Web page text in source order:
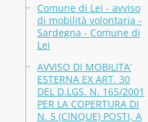
Comune di Lei - avviso
di mobilità volontaria -
Sardegna - Comune di
Lei
AVVISO DI MOBILITA’
ESTERNA EX ART. 30
DEL D.LGS. N. 165/2001
PER LA COPERTURA DI
N. 5 (CINQUE) POSTI, A